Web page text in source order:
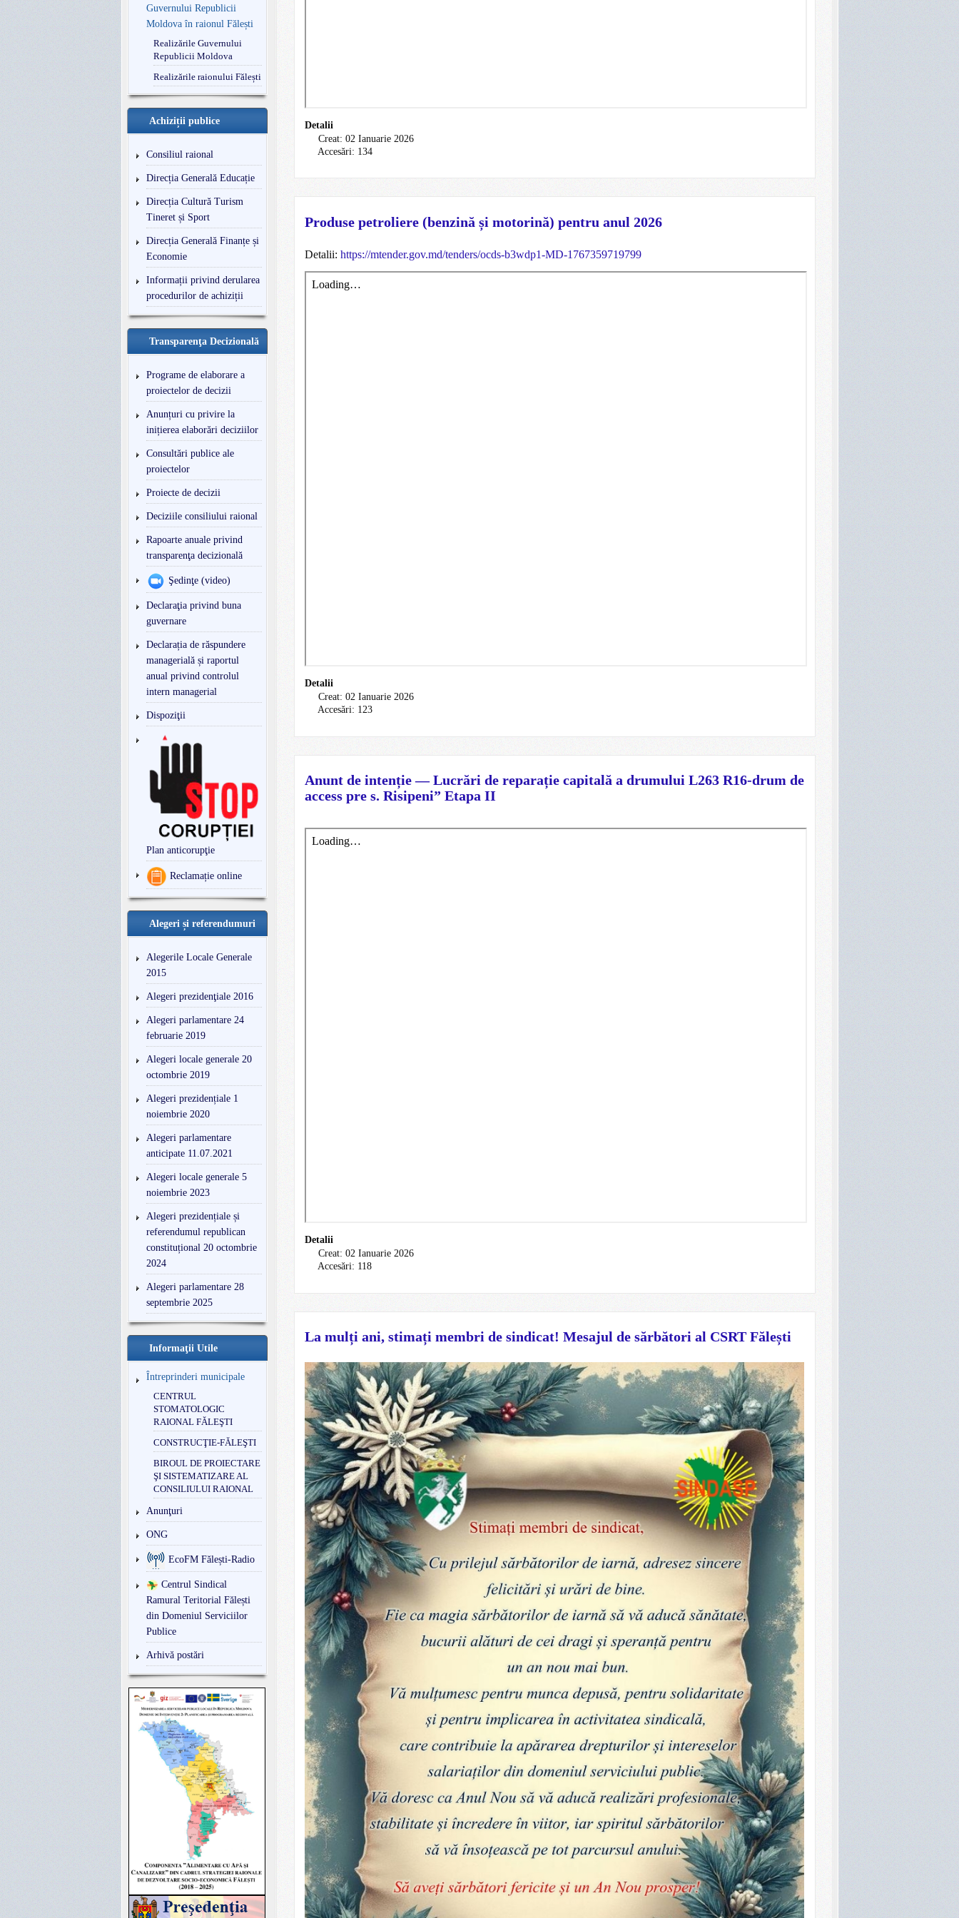
Guvernului Republicii
Moldova în raionul Fălești
Realizările Guvernului
Republicii Moldova
Realizările raionului Fălești
Achiziții publice
Consiliul raional
Direcția Generală Educație
Direcția Cultură Turism
Tineret și Sport
Direcția Generală Finanțe și
Economie
Informații privind derularea
procedurilor de achiziții
Transparenţa Decizională
Programe de elaborare a
proiectelor de decizii
Anunțuri cu privire la
inițierea elaborări deciziilor
Consultări publice ale
proiectelor
Proiecte de decizii
Deciziile consiliului raional
Rapoarte anuale privind
transparenţa decizională
Şedinţe (video)
Declaraţia privind buna
guvernare
Declarația de răspundere
managerială și raportul
anual privind controlul
intern managerial
Dispoziţii
Plan anticorupţie
Reclamație online
Alegeri și referendumuri
Alegerile Locale Generale
2015
Alegeri prezidenţiale 2016
Alegeri parlamentare 24
februarie 2019
Alegeri locale generale 20
octombrie 2019
Alegeri prezidențiale 1
noiembrie 2020
Alegeri parlamentare
anticipate 11.07.2021
Alegeri locale generale 5
noiembrie 2023
Alegeri prezidențiale și
referendumul republican
constituțional 20 octombrie
2024
Alegeri parlamentare 28
septembrie 2025
Informaţii Utile
Întreprinderi municipale
CENTRUL
STOMATOLOGIC
RAIONAL FĂLEŞTI
CONSTRUCŢIE-FĂLEŞTI
BIROUL DE PROIECTARE
ŞI SISTEMATIZARE AL
CONSILIULUI RAIONAL
Anunţuri
ONG
EcoFM Fălești-Radio
Centrul Sindical
Ramural Teritorial Fălești
din Domeniul Serviciilor
Publice
Arhivă postări
Detalii
Creat: 02 Ianuarie 2026
Accesări: 134
Produse petroliere (benzină și motorină) pentru anul 2026
Detalii:https://mtender.gov.md/tenders/ocds-b3wdp1-MD-1767359719799
Detalii
Creat: 02 Ianuarie 2026
Accesări: 123
Anunt de intenție — Lucrări de reparație capitală a drumului L263 R16-drum de
access pre s. Risipeni” Etapa II
Detalii
Creat: 02 Ianuarie 2026
Accesări: 118
La mulți ani, stimați membri de sindicat! Mesajul de sărbători al CSRT Fălești